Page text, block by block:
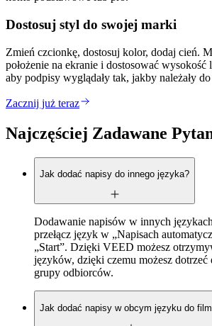
Dostosuj styl do swojej marki
Zmień czcionkę, dostosuj kolor, dodaj cień.
położenie na ekranie i dostosować
aby podpisy wyglądały tak, jakby należały
Zacznij już teraz
Najczęściej Zadawane
Jak dodać napisy do innego języka?
Dodawanie napisów w innych
przełącz język w „Napisach
„Start”. Dzięki VEED możesz
języków, dzięki czemu możesz dotrzeć
grupy odbiorców.
Jak dodać napisy w obcym języku do